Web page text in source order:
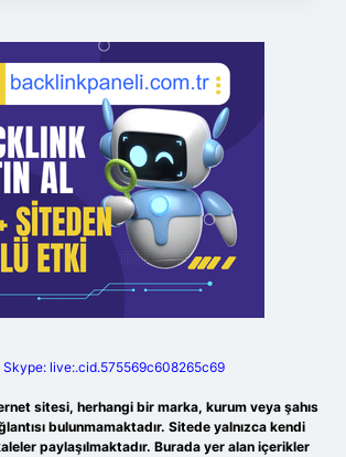
Skype: live:.cid.575569c608265c69
sitesi, herhangi bir marka, kurum veya şahıs
bulunmamaktadır. Sitede yalnızca kendi
paylaşılmaktadır. Burada yer alan içerikler